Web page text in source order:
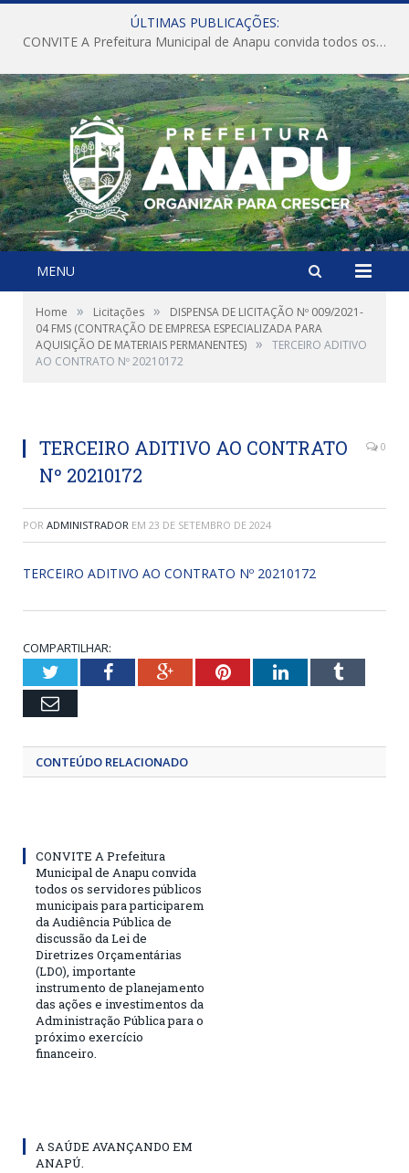
ÚLTIMAS PUBLICAÇÕES:
CONVITE A Prefeitura Municipal de Anapu convida todos os servidores públicos municipais para participarem da Audiência Pública de discussão da Lei de Diretrizes Orçamentárias (LDO), importante instrumento de planejamento das ações e investimentos da Administração Pública para o próximo exercício financeiro.
MENU
Home » Licitações »
DISPENSA DE LICITAÇÃO Nº 009/2021-
04 FMS (CONTRAÇÃO DE EMPRESA ESPECIALIZADA PARA
AQUISIÇÃO DE MATERIAIS PERMANENTES) »
TERCEIRO ADITIVO
AO CONTRATO Nº 20210172
TERCEIRO ADITIVO AO CONTRATO
Nº 20210172
0
POR ADMINISTRADOR EM 23 DE SETEMBRO DE 2024
TERCEIRO ADITIVO AO CONTRATO Nº 20210172
COMPARTILHAR:
TwitterFacebookGoogle+PinterestLinkedInTumblr
Email
CONTEÚDO RELACIONADO
CONVITE A Prefeitura
Municipal de Anapu convida
todos os servidores públicos
municipais para participarem
da Audiência Pública de
discussão da Lei de
Diretrizes Orçamentárias
(LDO), importante
instrumento de planejamento
das ações e investimentos da
Administração Pública para o
próximo exercício
financeiro.
A SAÚDE AVANÇANDO EM
ANAPÚ.